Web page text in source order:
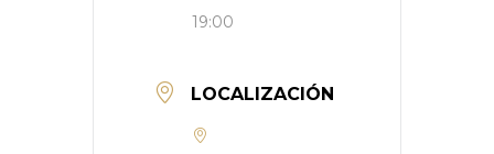
19:00
LOCALIZACIÓN